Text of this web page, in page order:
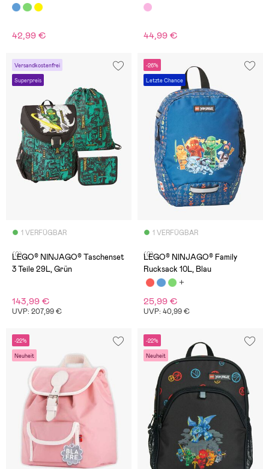
42,99 € 44,99 €
Versandkostenfrei
Superpreis
1 VERFÜGBAR
(0)
LEGO® NINJAGO® Taschenset
3 Teile 29L, Grün
143,99 €
UVP: 207,99 €
-26%
Letzte Chance
1 VERFÜGBAR
(0)
LEGO® NINJAGO® Family
Rucksack 10L, Blau
25,99 €
UVP: 40,99 €
-22%
Neuheit
-22%
Neuheit